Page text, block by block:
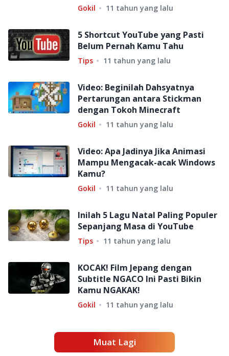
Gokil 11 tahun yang lalu
5 Shortcut YouTube yang Pasti
Belum Pernah Kamu Tahu
Tips 11 tahun yang lalu
Video: Beginilah Dahsyatnya
Pertarungan antara Stickman
dengan Tokoh Minecraft
Gokil 11 tahun yang lalu
Video: Apa Jadinya Jika Animasi
Mampu Mengacak-acak Windows
Kamu?
Gokil 11 tahun yang lalu
Inilah 5 Lagu Natal Paling Populer
Sepanjang Masa di YouTube
Tips 11 tahun yang lalu
KOCAK! Film Jepang dengan
Subtitle NGACO Ini Pasti Bikin
Kamu NGAKAK!
Gokil 11 tahun yang lalu
Muat Lagi